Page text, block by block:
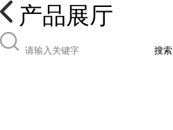
产品展厅
搜索